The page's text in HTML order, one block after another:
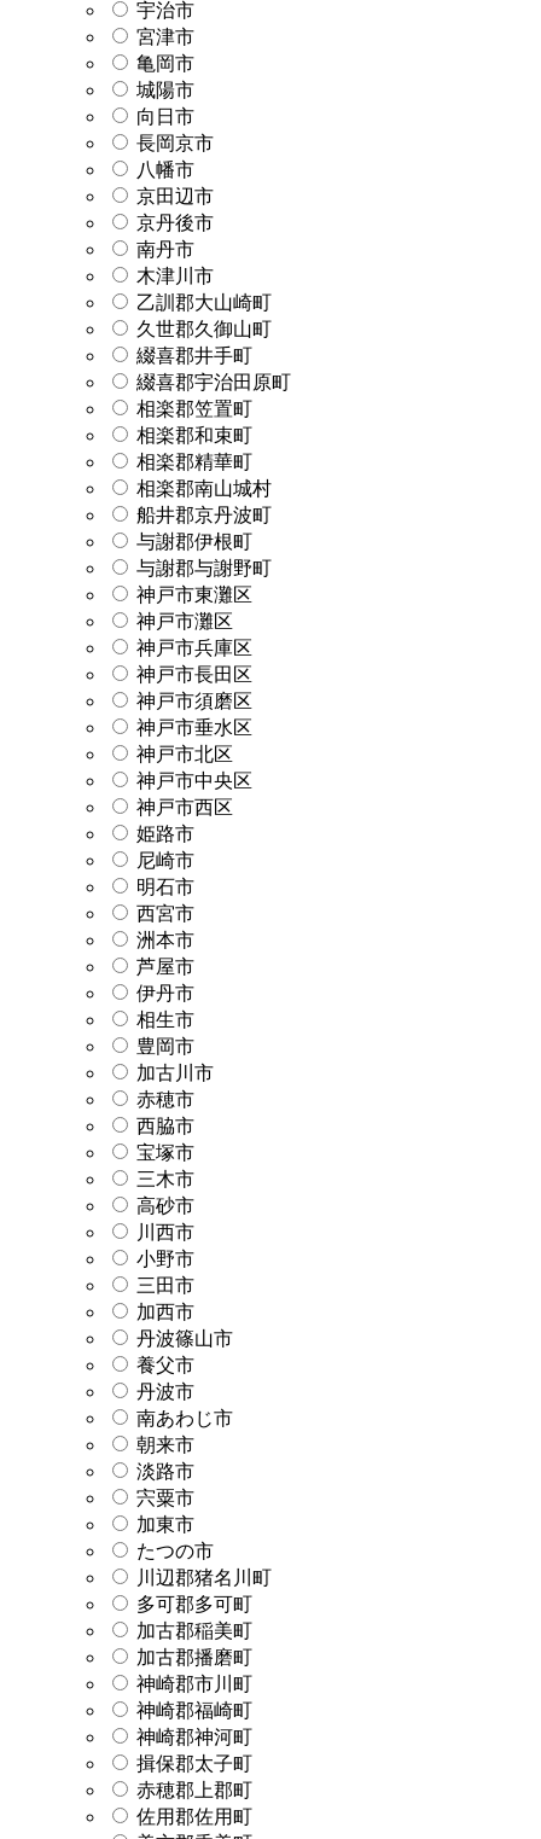
宇治市
宮津市
亀岡市
城陽市
向日市
長岡京市
八幡市
京田辺市
京丹後市
南丹市
木津川市
乙訓郡大山崎町
久世郡久御山町
綴喜郡井手町
綴喜郡宇治田原町
相楽郡笠置町
相楽郡和束町
相楽郡精華町
相楽郡南山城村
船井郡京丹波町
与謝郡伊根町
与謝郡与謝野町
神戸市東灘区
神戸市灘区
神戸市兵庫区
神戸市長田区
神戸市須磨区
神戸市垂水区
神戸市北区
神戸市中央区
神戸市西区
姫路市
尼崎市
明石市
西宮市
洲本市
芦屋市
伊丹市
相生市
豊岡市
加古川市
赤穂市
西脇市
宝塚市
三木市
高砂市
川西市
小野市
三田市
加西市
丹波篠山市
養父市
丹波市
南あわじ市
朝来市
淡路市
宍粟市
加東市
たつの市
川辺郡猪名川町
多可郡多可町
加古郡稲美町
加古郡播磨町
神崎郡市川町
神崎郡福崎町
神崎郡神河町
揖保郡太子町
赤穂郡上郡町
佐用郡佐用町